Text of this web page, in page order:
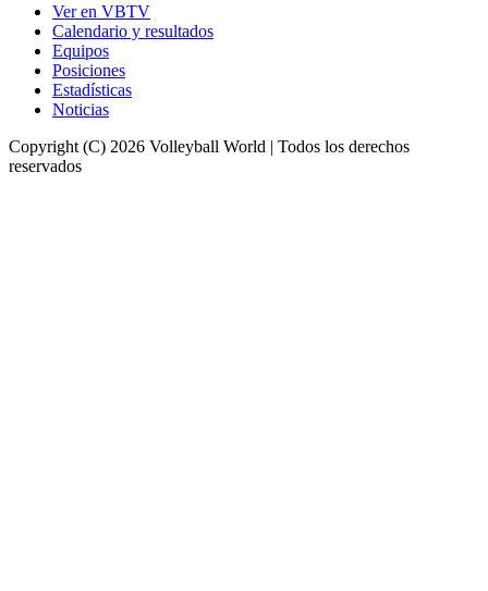
Ver en VBTV
Calendario y resultados
Equipos
Posiciones
Estadísticas
Noticias
Copyright (C) 2026 Volleyball World | Todos los derechos
reservados